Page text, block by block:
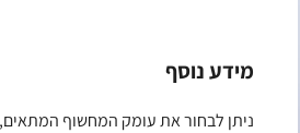
מידע נוסף
ניתן לבחור את עומק המחשוף